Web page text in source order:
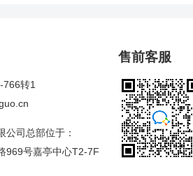
转1
公司总部位于：
969号嘉亭中心T2-7F
售前客服